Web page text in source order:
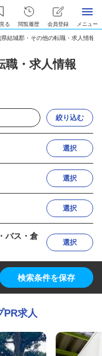
る 閲覧履歴 会員登録 メニュー
結城郡・その他の転職・求人情報
職・求人情報
絞り込む
選択
選択
選択
バス・倉
選択
検索条件を保存
PR求人